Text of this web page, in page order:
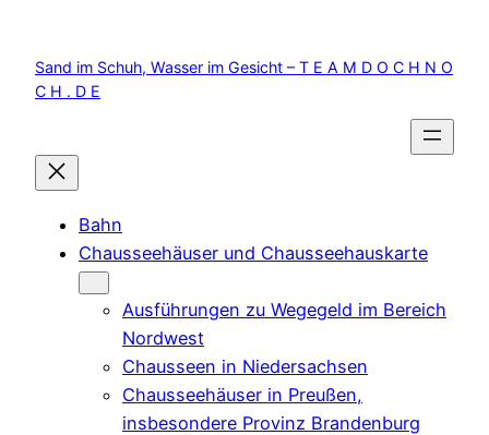
springen
Sand im Schuh, Wasser im Gesicht – T E A M D O C H N O
C H . D E
Bahn
Chausseehäuser und Chausseehauskarte
Ausführungen zu Wegegeld im Bereich
Nordwest
Chausseen in Niedersachsen
Chausseehäuser in Preußen,
insbesondere Provinz Brandenburg